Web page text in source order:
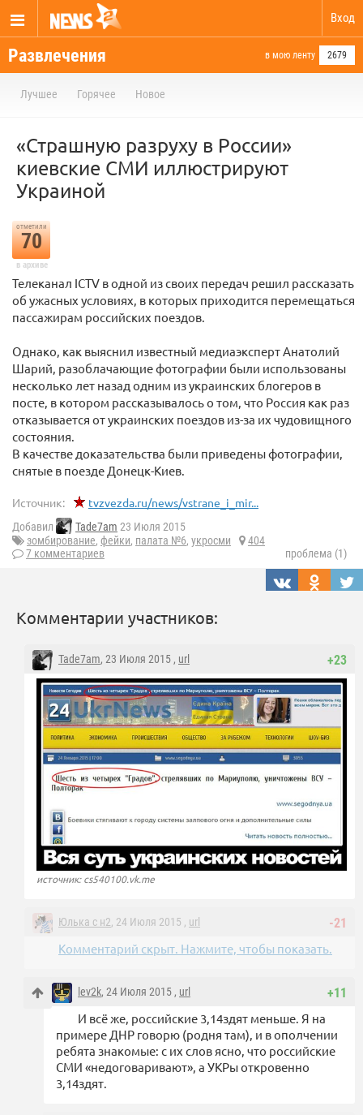
Вход
Развлечения в мою ленту 2679
Лучшее Горячее Новое
«Страшную разруху в России»
киевские СМИ иллюстрируют
Украиной
отметили
70
в архиве
Телеканал ICTV в одной из своих передач решил рассказать
об ужасных условиях, в которых приходится перемещаться
пассажирам российских поездов.
Однако, как выяснил известный медиаэксперт Анатолий
Шарий, разоблачающие фотографии были использованы
несколько лет назад одним из украинских блогеров в
посте, в котором рассказывалось о том, что Россия как раз
отказывается от украинских поездов из-за их чудовищного
состояния.
В качестве доказательства были приведены фотографии,
снятые в поезде Донецк-Киев.
Источник: tvzvezda.ru/news/vstrane_i_mir...
Добавил Tade7am 23 Июля 2015
зомбирование, фейки, палата №6, укросми
404
7 комментариев
проблема (1)
Комментарии участников:
+23
Tade7am, 23 Июля 2015 , url
источник: cs540100.vk.me
-21
Юлька с н2, 24 Июля 2015 , url
Комментарий скрыт. Нажмите, чтобы показать.
+11
lev2k, 24 Июля 2015 , url
И всё же, российские 3,14здят меньше. Я на
примере ДНР говорю (родня там), и в ополчении
ребята знакомые: с их слов ясно, что российские
СМИ «недоговаривают», а УКРы откровенно
3,14здят.